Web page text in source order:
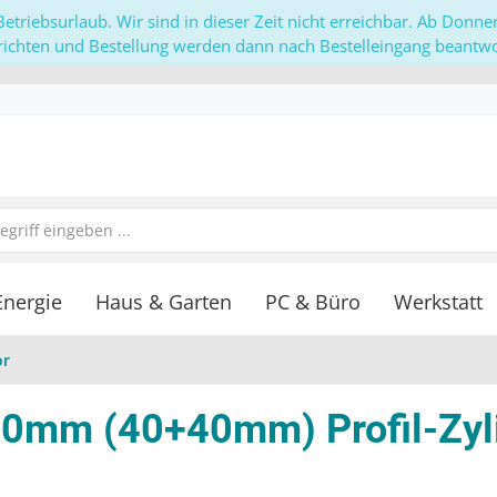
Wir sind in dieser Zeit nicht erreichbar. Ab
und Bestellung werden dann nach Bestelleingang
Haus & Garten PC & Büro Werkstatt
(40+40mm) Profil-